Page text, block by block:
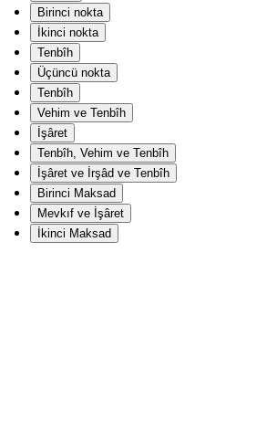
Birinci nokta
İkinci nokta
Tenbîh
Üçüncü nokta
Tenbîh
Vehim ve Tenbîh
İşâret
Tenbîh, Vehim ve Tenbîh
İşâret ve İrşâd ve Tenbîh
Birinci Maksad
Mevkıf ve İşâret
İkinci Maksad